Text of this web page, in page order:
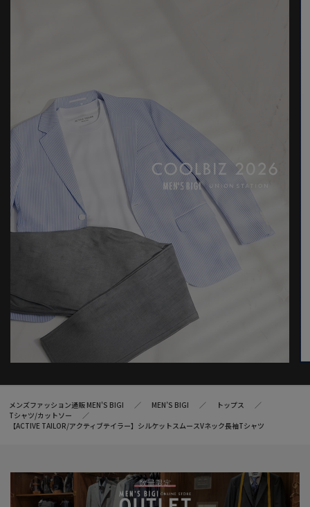
よさとスマートさを兼ね備えた多彩な着こなしを提案していま
モデル:身長:185cm バスト:90cm ウエスト:77cm ヒップ:92cm 着
用サイズ:03(L)
※照明・光の加減、PCやスマートフォンなどの環境により、製品
と画像のカラーの見え方が異なる場合がございます。
※画像はサンプルのため、色味やサイズ等の仕様が変更になる場
※サイズは弊社規定の採寸によって記載しておりますが、若干の
個体差が生じる場合がございます。
メンズファッション通販 MEN'S BIGI MEN’S BIGI
トップス
Tシャツ/カットソー
【ACTIVE TAILOR/アクティブテイラー】シルケットスムースVネック長袖Tシャツ